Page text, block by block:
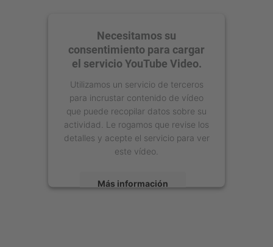
Necesitamos su
consentimiento para cargar
el servicio YouTube Video.
Utilizamos un servicio de terceros
para incrustar contenido de vídeo
que puede recopilar datos sobre su
actividad. Le rogamos que revise los
detalles y acepte el servicio para ver
este vídeo.
Más información